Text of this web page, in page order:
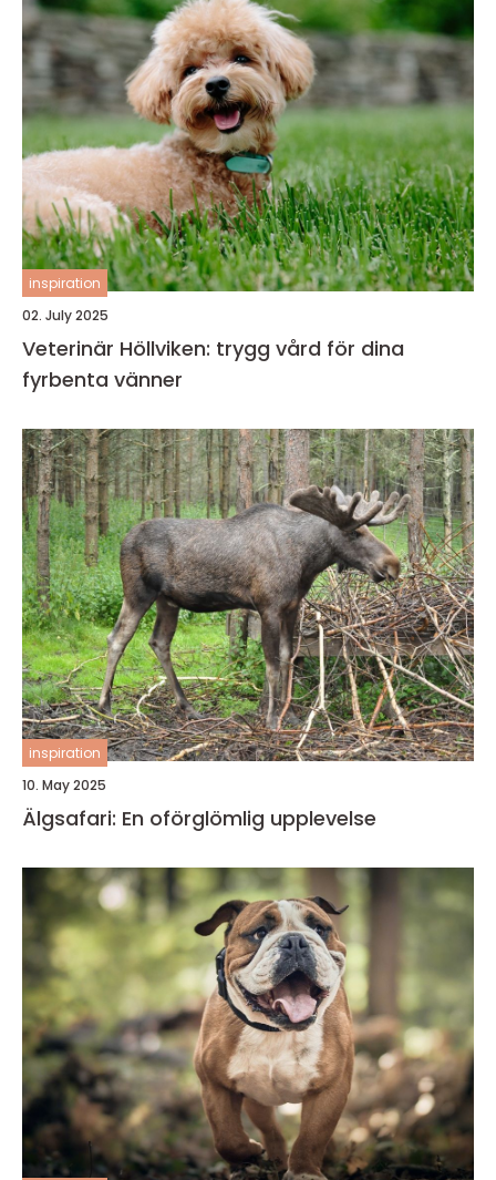
inspiration
02. July 2025
Veterinär Höllviken: trygg vård för dina
fyrbenta vänner
inspiration
10. May 2025
Älgsafari: En oförglömlig upplevelse